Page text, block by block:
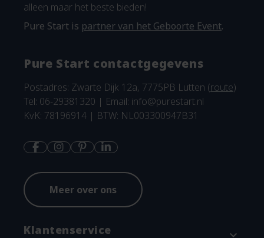
alleen maar het beste bieden!
Pure Start is partner van het Geboorte Event.
Pure Start contactgegevens
Postadres: Zwarte Dijk 12a, 7775PB Lutten (route)
Tel: 06-29381320 | Email: info@purestart.nl
KvK: 78196914 | BTW: NL003300947B31
Meer over ons
Klantenservice expand_more